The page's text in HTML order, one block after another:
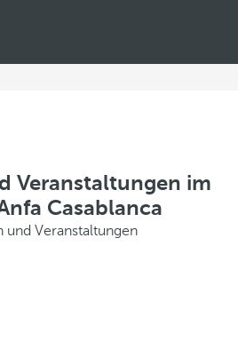
Veranstaltungen im
Casablanca
und Veranstaltungen